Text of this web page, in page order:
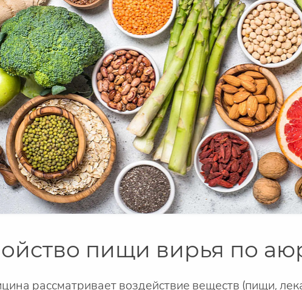
пищи вирья по
рассматривает воздействие веществ (пищи,